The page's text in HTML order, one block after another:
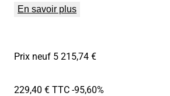
En savoir plus
Prix neuf 5 215,74 €
229,40 € TTC-95,60%